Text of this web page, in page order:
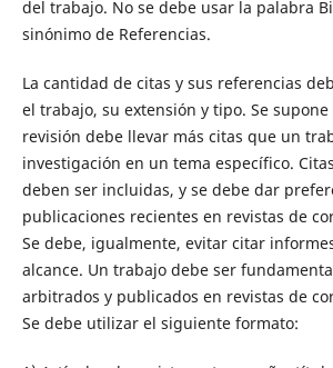
del trabajo. No se debe usar la palabra
sinónimo de Referencias.
La cantidad de citas y sus referencias
el trabajo, su extensión y tipo. Se
revisión debe llevar más citas que un
investigación en un tema específico.
deben ser incluidas, y se debe dar
publicaciones recientes en revistas de
Se debe, igualmente, evitar citar
alcance. Un trabajo debe ser
arbitrados y publicados en revistas de
Se debe utilizar el siguiente formato: